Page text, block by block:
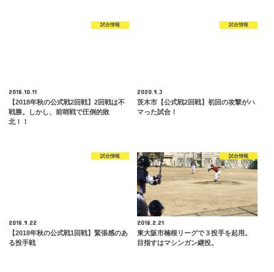
試合情報
2018.10.11
【2018年秋の公式戦2回戦】2回戦は不
戦勝。しかし、前哨戦で圧倒的敗
北！！
試合情報
2020.9.3
茨木市【公式戦2回戦】初回の攻撃がハ
マった試合！
試合情報
2018.9.22
【2018年秋の公式戦1回戦】緊張感のあ
る投手戦
試合情報
2018.2.21
東大阪市楠根リーグで３投手を起用。
目指すはマシンガン継投。